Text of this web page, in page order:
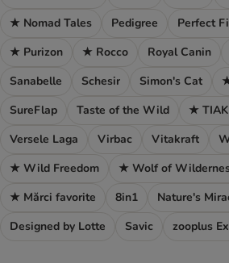
★ Nomad Tales
Pedigree Perfect
★ Purizon
★ Rocco Royal Canin
Sanabelle
Schesir Simon's Cat
SureFlap
Taste of the Wild ★
Versele Laga
Virbac Vitakraft
★ Wild Freedom
★ Wolf of
★ Mărci favorite
8in1
Nature's
Designed by Lotte
Savic zooplus